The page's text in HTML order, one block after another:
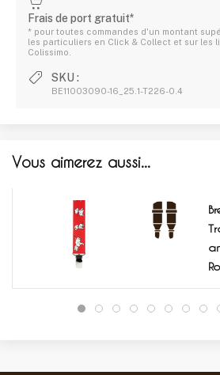
Frais de port gratuit*
* pour toutes commandes d'un montant
les particuliers en Click & Collect et sur les
Colissimo.
SKU :
BE11003090-16_25.1-T226-0.4
Vous aimerez aussi...